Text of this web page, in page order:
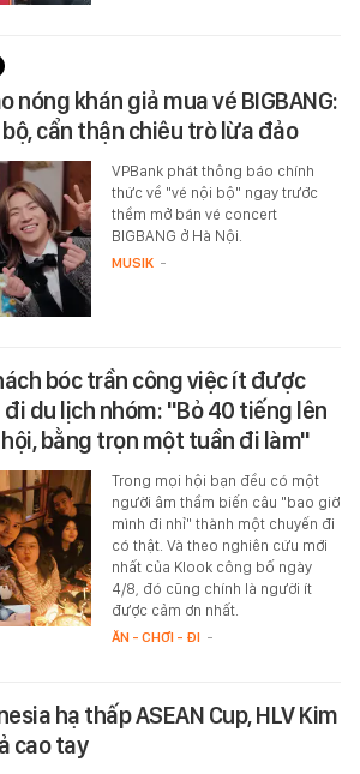
nóng khán giả mua vé BIGBANG:
cẩn thận chiêu trò lừa đảo
VPBank phát thông báo chính
thức về "vé nội bộ" ngay trước
thềm mở bán vé concert
BIGBANG ở Hà Nội.
MUSIK -
bóc trần công việc ít được
du lịch nhóm: "Bỏ 40 tiếng lên
bằng trọn một tuần đi làm"
Trong mọi hội bạn đều có một
người âm thầm biến câu "bao giờ
mình đi nhỉ" thành một chuyến đi
có thật. Và theo nghiên cứu mới
nhất của Klook công bố ngày
4/8, đó cũng chính là người ít
được cảm ơn nhất.
ĂN - CHƠI - ĐI -
hạ thấp ASEAN Cup, HLV Kim
cao tay